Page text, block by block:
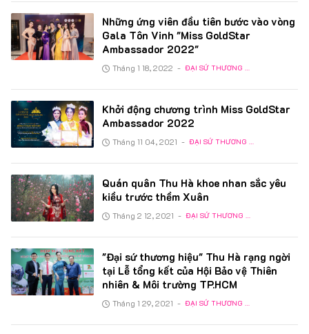
Những ứng viên đầu tiên bước vào vòng
Gala Tôn Vinh "Miss GoldStar
Ambassador 2022"
Tháng 1 18, 2022 - ĐẠI SỨ THƯƠNG HIỆU
Khởi động chương trình Miss GoldStar
Ambassador 2022
Tháng 11 04, 2021 - ĐẠI SỨ THƯƠNG HIỆU
Quán quân Thu Hà khoe nhan sắc yêu
kiều trước thềm Xuân
Tháng 2 12, 2021 - ĐẠI SỨ THƯƠNG HIỆU
"Đại sứ thương hiệu" Thu Hà rạng ngời
tại Lễ tổng kết của Hội Bảo vệ Thiên
nhiên & Môi trường TP.HCM
Tháng 1 29, 2021 - ĐẠI SỨ THƯƠNG HIỆU